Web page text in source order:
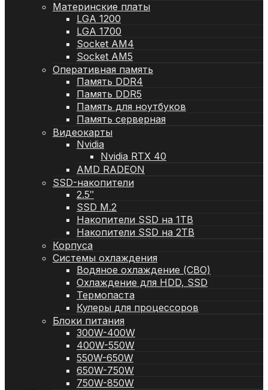
Материнские платы
LGA 1200
LGA 1700
Socket AM4
Socket AM5
Оперативная память
Память DDR4
Память DDR5
Память для ноутбуков
Память серверная
Видеокарты
Nvidia
Nvidia RTX 40
AMD RADEON
SSD-накопители
2.5″
SSD M.2
Накопители SSD на 1TB
Накопители SSD на 2TB
Корпуса
Системы охлаждения
Водяное охлаждение (СВО)
Охлаждение для HDD, SSD
Термопаста
Кулеры для процессоров
Блоки питания
300W-400W
400W-550W
550W-650W
650W-750W
750W-850W